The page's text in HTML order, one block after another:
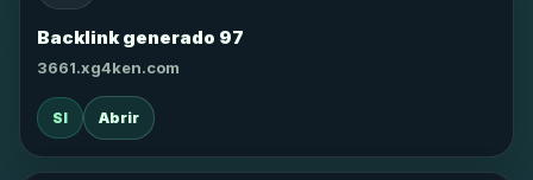
Backlink generado 97
3661.xg4ken.com
SI Abrir